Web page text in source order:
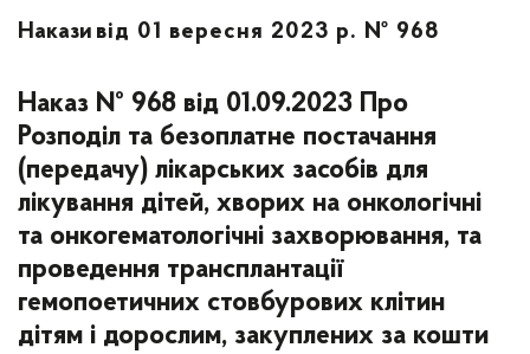
Накази від 01 вересня 2023 р. № 968
Наказ № 968 від 01.09.2023 Про
Розподіл та безоплатне постачання
(передачу) лікарських засобів для
лікування дітей, хворих на онкологічні
та онкогематологічні захворювання, та
проведення трансплантації
гемопоетичних стовбурових клітин
дітям і дорослим, закуплених за кошти